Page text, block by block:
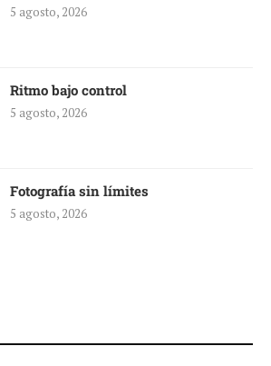
5 agosto, 2026
Ritmo bajo control
5 agosto, 2026
Fotografía sin límites
5 agosto, 2026